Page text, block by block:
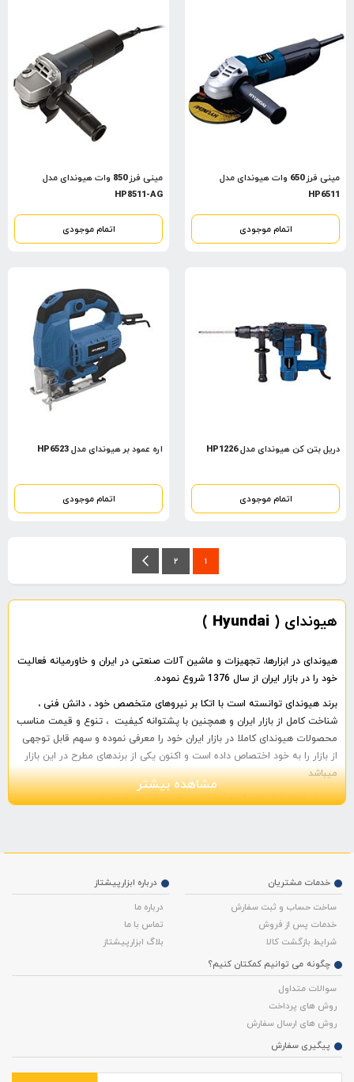
مینی فرز 650 وات هیوندای مدل
HP6511
اتمام موجودی
مینی فرز 850 وات هیوندای مدل
HP8511-AG
اتمام موجودی
دریل بتن کن هیوندای مدل HP1226
اتمام موجودی
اره عمود بر هیوندای مدل HP6523
اتمام موجودی
شما
در
خواندن
صفحه
1 صفحه
2
هیوندای ( Hyundai )
هیوندای در ابزارها، تجهیزات و ماشین آلات صنعتی در ایران و خاورمیانه فعالیت
خود را در بازار ایران از سال 1376 شروع نموده.
برند هیوندای توانسته است با اتکا بر نیروهای متخصص خود ، دانش فنی ،
شناخت کامل از بازار ایران و همچنین با پشتوانه کیفیت ، تنوع و قیمت مناسب
محصولات هیوندای کاملا در بازار ایران خود را معرفی نموده و سهم قابل توجهی
از بازار را به خود اختصاص داده است و اکنون یکی از برندهای مطرح در این بازار
میباشد
انواع ابزار های گروه ابزارآلات برقی و شارژی هیوندای :
انواع دریل، بتن کن و چکش تخریب، انواع اره و تجهیزات نجاری پروفیل بر،
ژنراتورهای تولید برق و انواع کمپرسورهای تولید باد
گروه ابزارآلات بادی هیوندای:
شامل محصولاتی از قبیل : دریل بادی، دسته بکس بادی، پرچ کن، شلنگ فنری،
کوپلینگ و اتصالات، پیستوله رنگ و سایه پاش
خرید :
در فروشگاه اینترتی ابزار پیشتاز با بهترین قیمت، معرفی کامل، مشخصات فنی،
تصاویر و امکان مقایسه خرید ابزار هیوندای به صورت آنلاین برای شما کاربران
مشاهده بیشتر
درباره ابزارپیشتاز
درباره ما
تماس با ما
بلاگ ابزارپیشتاز
خدمات مشتریان
ساخت حساب و ثبت سفارش
خدمات پس از فروش
شرایط بازگشت کالا
چگونه می توانیم کمکتان کنیم؟
سوالات متداول
روش های پرداخت
روش های ارسال سفارش
پیگیری سفارش